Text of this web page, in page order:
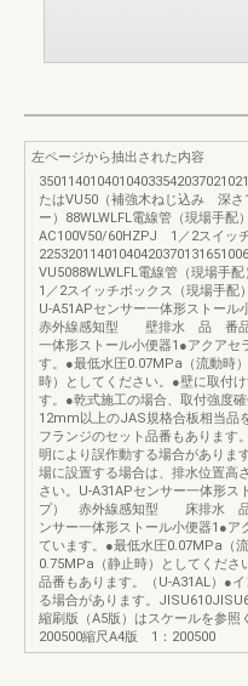
左ページから抽出された内容
たはVU50（補強木ねじ込み 深
ー）88WLWLFL電線管（現場手配
AC100V50/60HZPJ 1／2スイッチ
VU5088WLWLFL電線管（現場手
1／2スイッチボックス（現場手配
U-A51APセンサー一体形ストー
赤外線感知型 壁排水 品 番
一体形ストール小便器1●アクアセ
す。●最低水圧0.07MPa（流動時
時）としてください。●壁に取付
す。●乾式施工の場合、取付強度
12mm以上のJAS規格合板相当品
フランジのセット品番もあります
明により誤作動する場合がありま
場に設置する場合は、排水位置高
さい。U-A31APセンサー一体形ス
プ） 赤外線感知型 床排水
ンサー一体形ストール小便器1●ア
ています。●最低水圧0.07MPa（
0.75MPa（静止時）としてくださ
品番もあります。（U-A31AL）●
る場合があります。
縮刷版（A5版）はスケールを参
200500縮尺A4版 1：200500